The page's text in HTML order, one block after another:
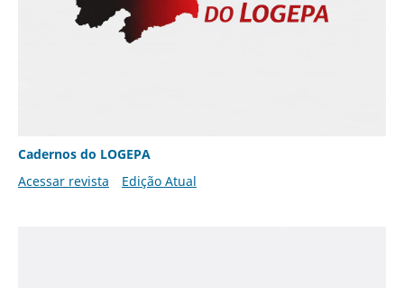
Cadernos do LOGEPA
Acessar revista
Edição Atual